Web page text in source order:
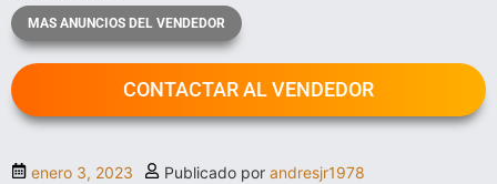
MAS ANUNCIOS DEL VENDEDOR
CONTACTAR AL VENDEDOR
enero 3, 2023 Publicado por andresjr1978